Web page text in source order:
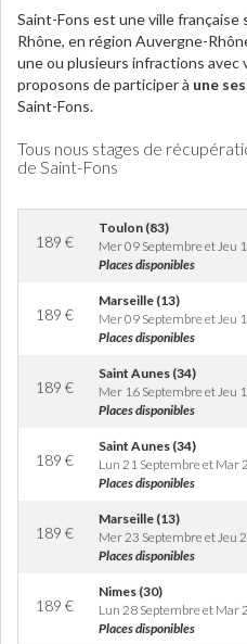
Saint-Fons est une ville
Rhône, en région Auvergne-
une ou plusieurs infractions avec
proposons de participer à une
Saint-Fons.
Tous nous stages de
de Saint-Fons
189 €
Toulon (83)
Mer 09 Septembre et Jeu
Places disponibles
189 €
Marseille (13)
Mer 09 Septembre et Jeu
Places disponibles
189 €
Saint Aunes (34)
Mer 16 Septembre et Jeu
Places disponibles
189 €
Saint Aunes (34)
Lun 21 Septembre et Mar
Places disponibles
189 €
Marseille (13)
Mer 23 Septembre et Jeu
Places disponibles
189 €
Nimes (30)
Lun 28 Septembre et Mar
Places disponibles